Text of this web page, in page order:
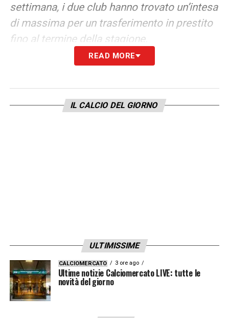
settimana, i due club hanno trovato un’intesa
di massima per un trasferimento in prestito
fino al termine della stagione.
I passaggi formali sono attesi nel corso di
LEGGI ANCHE –Ultime notizie
READ MORE
IL CALCIO DEL GIORNO
ULTIMISSIME
CALCIOMERCATO 3 ore ago
Ultime notizie Calciomercato LIVE: tutte le
novità del giorno